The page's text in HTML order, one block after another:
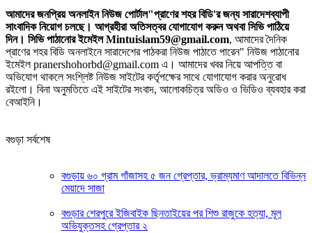
আমাদের জনপ্রিয় অনলাইন নিউজ পোর্টাল"প্রাণের শহর বিডি'র জন্য সারাদেশব্যাপী
সাংবাদিক নিয়োগ চলছে। আগ্রহীরা অতিসত্বর যোগাযোগ করুন অথবা সিভি পাঠিয়ে
দিন। সিভি পাঠানোর ইমেইল Mintuislam59@gmail.com, আমাদের দৈনিক
প্রাণের শহর বিডি অনলাইনে সারাদেশের পাঠকরা নিউজ পাঠাতে পারেন" নিউজ পাঠানোর
ইমেইল pranershohorbd@gmail.com এ। আমাদের খবর নিয়ে আপত্তি বা
অভিযোগ থাকলে সংশ্লিষ্ট নিউজ সাইটের কর্তৃপক্ষের সাথে যোগাযোগ করার অনুরোধ
রইলো। বিনা অনুমতিতে এই সাইটের সংবাদ, আলোকচিত্র অডিও ও ভিডিও ব্যবহার করা
বেআইনি।
বগুড়া সর্বশেষ
বগুড়ায় ৬০ গ্রাম গাঁজাসহ ৫ জন গ্রেপ্তার, ভ্রাম্যমাণ আদালতে বিভিন্ন
মেয়াদে সাজা
বগুড়ার শেরপুরে ইজিবাইক ছিনতাইয়ের পর শিশু রাজুকে হত্যা, মূল
অভিযুক্তসহ গ্রেপ্তার ২